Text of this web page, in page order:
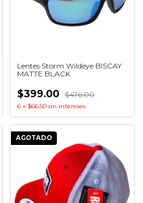
Lentes Storm Wildeye BISCAY
MATTE BLACK
$399.00 $476.00
6 x $66.50 sin intereses
AGOTADO